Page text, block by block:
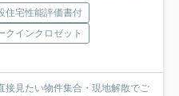
住宅性能評価書付
クインクロゼット
接見たい物件集合・現地解散でご